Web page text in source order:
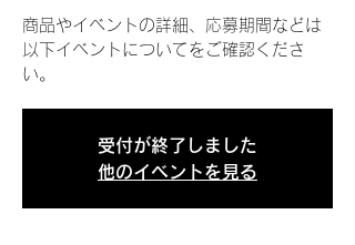
商品やイベントの詳細、応募期間などは
以下イベントについてをご確認くださ
い。
受付が終了しました
他のイベントを見る